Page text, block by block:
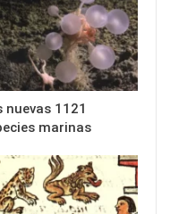
nuevas 1121
marinas